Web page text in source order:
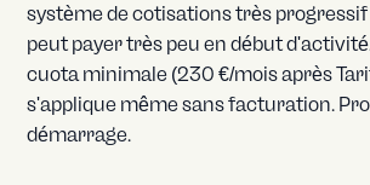
système de cotisations très
peut payer très peu en début
cuota minimale (230 €/mois après
s'applique même sans facturation.
démarrage.